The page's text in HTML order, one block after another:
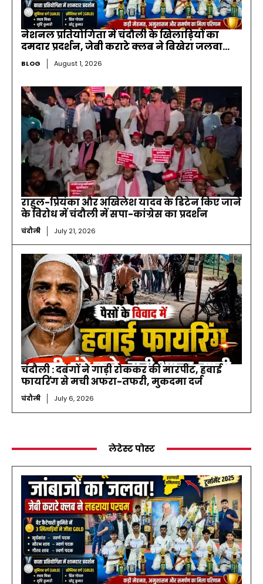
नेशनल प्रतियोगिता में चंदौली के खिलाड़ियों का
दमदार प्रदर्शन, जेबी कराटे क्लब ने बिखेरा जलवा…
BLOG August 1, 2026
राहुल-प्रियंका और अखिलेश यादव के डिटेन किए जाने
के विरोध में चंदौली में सपा-कांग्रेस का प्रदर्शन
चंदौली July 21, 2026
चंदौली : दबंगों ने गाड़ी रोककर की मारपीट, हवाई
फायरिंग से मची अफरा-तफरी, मुकदमा दर्ज
चंदौली July 6, 2026
लेटेस्ट पोस्ट